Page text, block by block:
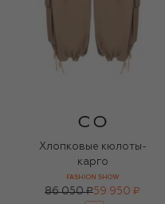
Хлопковые кюлоты-
карго
FASHION SHOW
86 050 ₽59 950 ₽